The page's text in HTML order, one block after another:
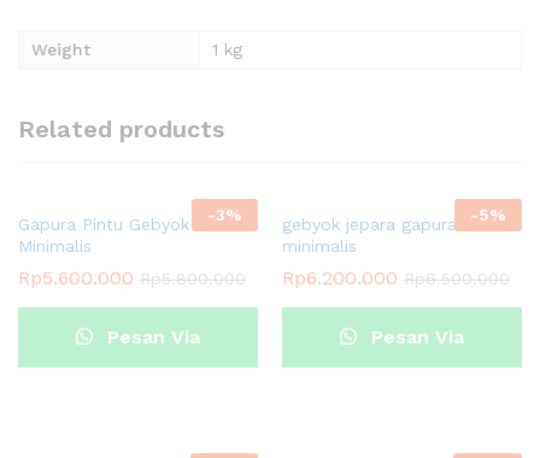
Weight 1 kg
Related products
-3%
Gapura Pintu Gebyok
Minimalis
Rp5.600.000 Rp5.800.000
Pesan Via
-5%
gebyok jepara gapura
minimalis
Rp6.200.000 Rp6.500.000
Pesan Via